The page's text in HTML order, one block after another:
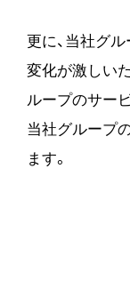
更に、当社グ
変化が激しい
ループのサー
当社グループ
ます。